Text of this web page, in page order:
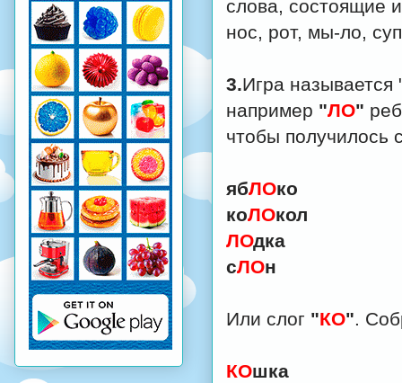
слова, состоящие
нос, рот, мы-ло,
3.Игра называется
например "ЛО"
чтобы получилось
ябЛОко
коЛОкол
ЛОдка
сЛОн
Или слог "КО".
КОшка